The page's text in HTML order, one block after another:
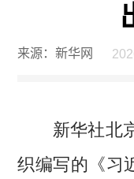
来源：新华网
新华社北
织编写的《习